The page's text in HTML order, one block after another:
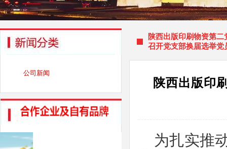
公司新闻
陕西出版印刷物资第二
召开党支部换届选举党
陕西出版印
为扎实推